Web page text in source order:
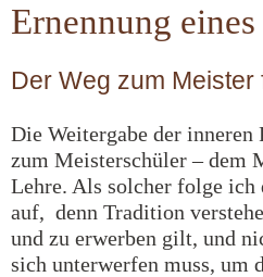
Ernennung
Der Weg zum
Die Weitergabe der
zum Meisterschüler – dem
Lehre. Als solcher folge ich
auf, denn Tradition
und zu erwerben gilt, und
sich unterwerfen muss, um